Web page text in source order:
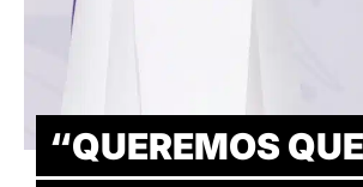
“QUEREMOS